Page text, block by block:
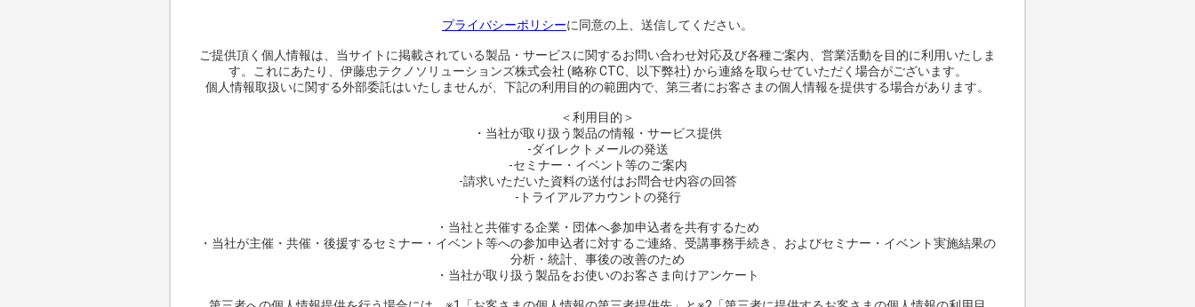
プライバシーポリシーに同意の上、送信してください。
ご提供頂く個人情報は、当サイトに掲載されている製品・サービスに関するお問い合わせ対応及び各種ご案内、営業活動を目的に利用いたしま
す。これにあたり、伊藤忠テクノソリューションズ株式会社 (略称 CTC、以下弊社) から連絡を取らせていただく場合がございます。
個人情報取扱いに関する外部委託はいたしませんが、下記の利用目的の範囲内で、第三者にお客さまの個人情報を提供する場合があります。
＜利用目的＞
・当社が取り扱う製品の情報・サービス提供
-ダイレクトメールの発送
-セミナー・イベント等のご案内
-請求いただいた資料の送付はお問合せ内容の回答
-トライアルアカウントの発行
・当社と共催する企業・団体へ参加申込者を共有するため
・当社が主催・共催・後援するセミナー・イベント等への参加申込者に対するご連絡、受講事務手続き、およびセミナー・イベント実施結果の
分析・統計、事後の改善のため
・当社が取り扱う製品をお使いのお客さま向けアンケート